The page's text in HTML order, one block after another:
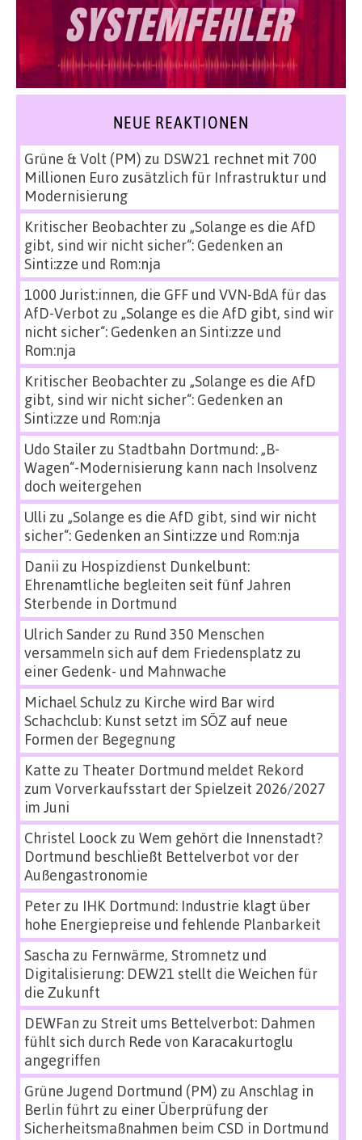
NEUE REAKTIONEN
Grüne & Volt (PM) zu DSW21 rechnet mit 700
Millionen Euro zusätzlich für Infrastruktur und
Modernisierung
Kritischer Beobachterzu „Solange es die AfD
gibt, sind wir nicht sicher“: Gedenken an
Sinti:zze und Rom:nja
1000 Jurist:innen, die GFF und VVN-BdA für das
AfD-Verbot zu „Solange es die AfD gibt, sind wir
nicht sicher“: Gedenken an Sinti:zze und
Rom:nja
Kritischer Beobachterzu „Solange es die AfD
gibt, sind wir nicht sicher“: Gedenken an
Sinti:zze und Rom:nja
Udo Stailerzu Stadtbahn Dortmund: „B-
Wagen“-Modernisierung kann nach Insolvenz
doch weitergehen
Ulli zu „Solange es die AfD gibt, sind wir nicht
sicher“: Gedenken an Sinti:zze und Rom:nja
Danii zu Hospizdienst Dunkelbunt:
Ehrenamtliche begleiten seit fünf Jahren
Sterbende in Dortmund
Ulrich Sanderzu Rund 350 Menschen
versammeln sich auf dem Friedensplatz zu
einer Gedenk- und Mahnwache
Michael Schulz zu Kirche wird Bar wird
Schachclub: Kunst setzt im SÖZ auf neue
Formen der Begegnung
Katte zu Theater Dortmund meldet Rekord
zum Vorverkaufsstart der Spielzeit 2026/2027
im Juni
Christel Loock zu Wem gehört die Innenstadt?
Dortmund beschließt Bettelverbot vor der
Außengastronomie
Peterzu IHK Dortmund: Industrie klagt über
hohe Energiepreise und fehlende Planbarkeit
Sascha zu Fernwärme, Stromnetz und
Digitalisierung: DEW21 stellt die Weichen für
die Zukunft
DEWFan zu Streit ums Bettelverbot: Dahmen
fühlt sich durch Rede von Karacakurtoglu
angegriffen
Grüne Jugend Dortmund (PM) zu Anschlag in
Berlin führt zu einer Überprüfung der
Sicherheitsmaßnahmen beim CSD in Dortmund